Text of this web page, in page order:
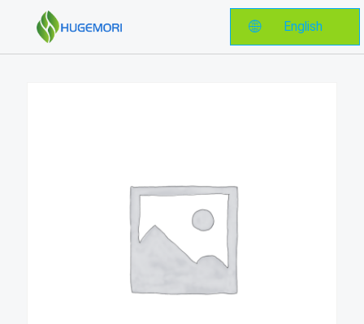
English